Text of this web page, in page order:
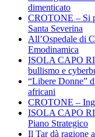
dimenticato
CROTONE – Si
Santa Severina
All’Ospedale di
Emodinamica
ISOLA CAPO
bullismo e
“Libere Donne”
africani
CROTONE –
ISOLA CAPO
Piano Strategico
Il Tar dà ragione